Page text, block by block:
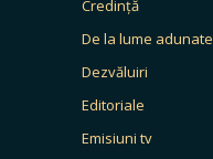
Credință
De la lume adunate
Dezvăluiri
Editoriale
Emisiuni tv